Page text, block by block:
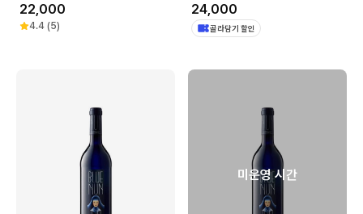
22,000
4.4 (5)
24,000
골라담기 할인
미운영 시간